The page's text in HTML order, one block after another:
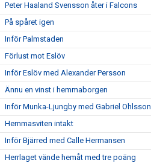
Peter Haaland Svensson åter i Falcons
På spåret igen
Inför Palmstaden
Förlust mot Eslöv
Inför Eslöv med Alexander Persson
Ännu en vinst i hemmaborgen
Inför Munka-Ljungby med Gabriel Ohlsson
Hemmasviten intakt
Inför Bjärred med Calle Hermansen
Herrlaget vände hemåt med tre poäng